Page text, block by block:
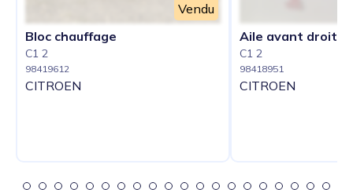
Vendu
Bloc chauffage
C1 2
98419612
CITROEN
Aile avant droit
C1 2
98418951
CITROEN